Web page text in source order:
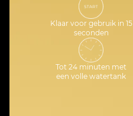
Klaar voor gebruik in 15
seconden
Tot 24 minuten met
een volle watertank